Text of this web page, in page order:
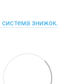
знижок.